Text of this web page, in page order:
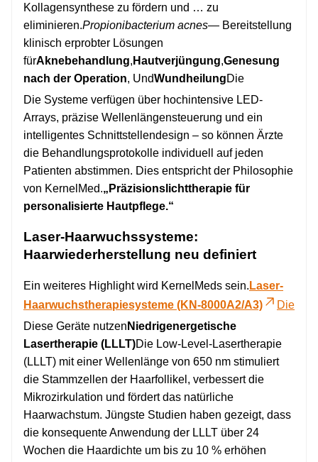
Kollagensynthese zu fördern und … zu
eliminieren.Propionibacterium acnes— Bereitstellung
klinisch erprobter Lösungen
fürAknebehandlung, Hautverjüngung,Genesung
nach der Operation, UndWundheilungDie
Die Systeme verfügen über hochintensive LED-
Arrays, präzise Wellenlängensteuerung und ein
intelligentes Schnittstellendesign – so können Ärzte
die Behandlungsprotokolle individuell auf jeden
Patienten abstimmen. Dies entspricht der Philosophie
von KernelMed.„Präzisionslichttherapie für
personalisierte Hautpflege.“
Laser-Haarwuchssysteme:
Haarwiederherstellung neu definiert
Ein weiteres Highlight wird KernelMeds sein. Laser-
Haarwuchstherapiesysteme (KN-8000A2/A3)
Die
Diese Geräte nutzen Niedrigenergetische
Lasertherapie (LLLT)Die Low-Level-Lasertherapie
(LLLT) mit einer Wellenlänge von 650 nm stimuliert
die Stammzellen der Haarfollikel, verbessert die
Mikrozirkulation und fördert das natürliche
Haarwachstum. Jüngste Studien haben gezeigt, dass
die konsequente Anwendung der LLLT über 24
Wochen die Haardichte um bis zu 10 % erhöhen